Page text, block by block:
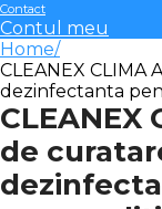
Contact
Contul meu
Home
CLEANEX
dezinfectanta
de